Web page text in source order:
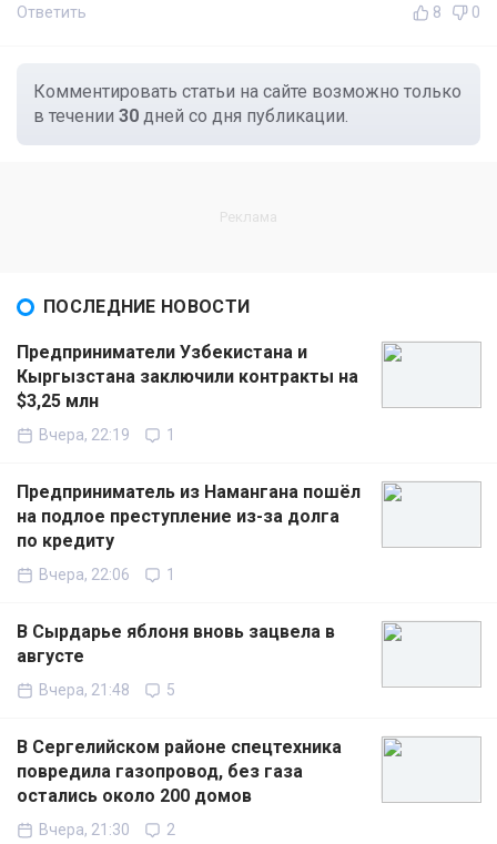
Ответить 8 0
Комментировать статьи на сайте возможно только
в течении 30 дней со дня публикации.
ПОСЛЕДНИЕ НОВОСТИ
Предприниматели Узбекистана и
Кыргызстана заключили контракты на
$3,25 млн
Вчера, 22:19 1
Предприниматель из Намангана пошёл
на подлое преступление из-за долга
по кредиту
Вчера, 22:06 1
В Сырдарье яблоня вновь зацвела в
августе
Вчера, 21:48 5
В Сергелийском районе спецтехника
повредила газопровод, без газа
остались около 200 домов
Вчера, 21:30 2